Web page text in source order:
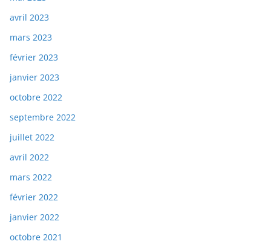
avril 2023
mars 2023
février 2023
janvier 2023
octobre 2022
septembre 2022
juillet 2022
avril 2022
mars 2022
février 2022
janvier 2022
octobre 2021